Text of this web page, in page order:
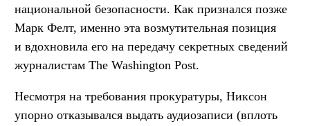
национальной безопасности. Как признался позже
Марк Фелт, именно эта возмутительная позиция
и вдохновила его на передачу секретных сведений
журналистам The Washington Post.
Несмотря на требования прокуратуры, Никсон
упорно отказывался выдать аудиозаписи (вплоть